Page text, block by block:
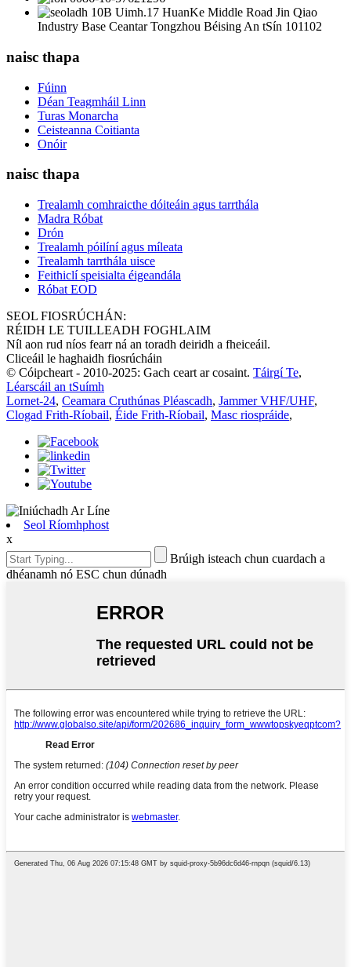
10B Uimh.17 HuanKe Middle Road Jin Qiao
Industry Base Ceantar Tongzhou Béising An tSín 101102
naisc thapa
Fúinn
Déan Teagmháil Linn
Turas Monarcha
Ceisteanna Coitianta
Onóir
naisc thapa
Trealamh comhraicthe dóiteáin agus tarrthála
Madra Róbat
Drón
Trealamh póilíní agus míleata
Trealamh tarrthála uisce
Feithiclí speisialta éigeandála
Róbat EOD
SEOL FIOSRÚCHÁN:
RÉIDH LE TUILLEADH FOGHLAIM
Níl aon rud níos fearr ná an toradh deiridh a fheiceáil.
Cliceáil le haghaidh fiosrúcháin
© Cóipcheart - 2010-2025: Gach ceart ar cosaint. Táirgí Te,
Léarscáil an tSuímh
Lornet-24, Ceamara Cruthúnas Pléascadh, Jammer VHF/UHF,
Clogad Frith-Ríobail, Éide Frith-Ríobail, Masc riospráide,
Seol Ríomhphost
x
Brúigh isteach chun cuardach a
dhéanamh nó ESC chun dúnadh